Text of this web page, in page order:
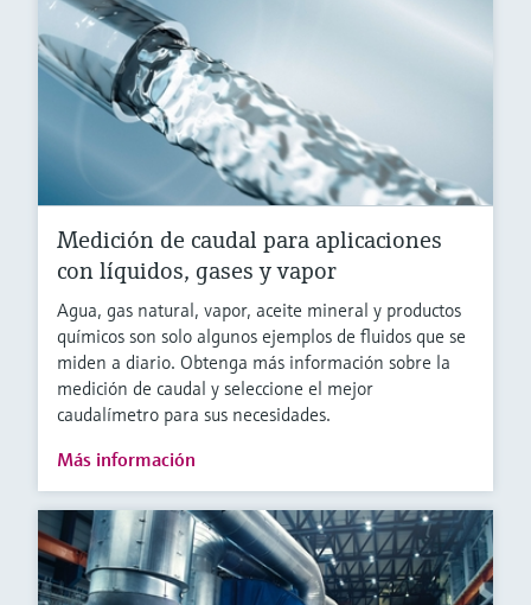
Medición de caudal para aplicaciones
con líquidos, gases y vapor
Agua, gas natural, vapor, aceite mineral y productos
químicos son solo algunos ejemplos de fluidos que se
miden a diario. Obtenga más información sobre la
medición de caudal y seleccione el mejor
caudalímetro para sus necesidades.
Más información